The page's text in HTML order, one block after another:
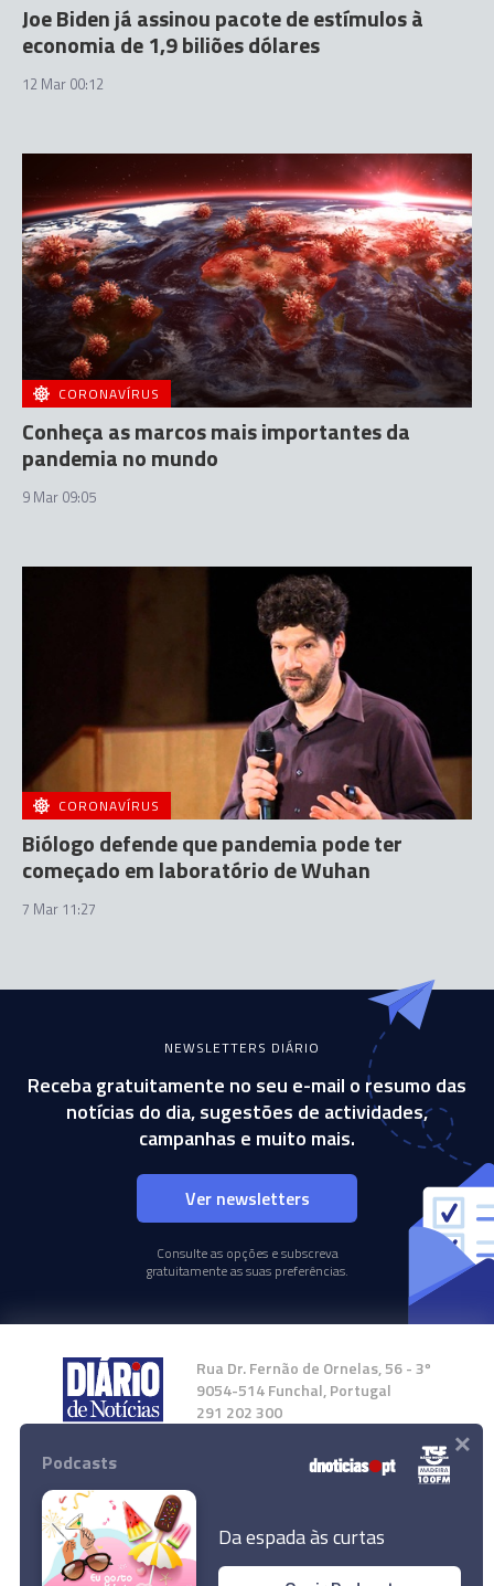
Joe Biden já assinou pacote de estímulos à
economia de 1,9 biliões dólares
12 Mar 00:12
CORONAVÍRUS
Conheça as marcos mais importantes da
pandemia no mundo
9 Mar 09:05
CORONAVÍRUS
Biólogo defende que pandemia pode ter
começado em laboratório de Wuhan
7 Mar 11:27
NEWSLETTERS DIÁRIO
Receba gratuitamente no seu e-mail o resumo das
notícias do dia, sugestões de actividades,
campanhas e muito mais.
Ver newsletters
Consulte as opções e subscreva
gratuitamente as suas preferências.
Rua Dr. Fernão de Ornelas, 56 - 3º
9054-514 Funchal, Portugal
291 202 300
Instale a nossa App
Podcasts
Da espada às curtas
×